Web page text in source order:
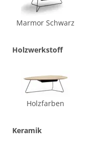
Marmor Schwarz
Holzwerkstoff
Holzfarben
Keramik